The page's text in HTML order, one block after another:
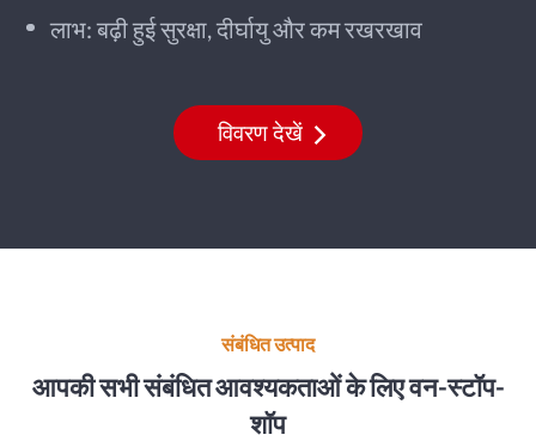
लाभ: बढ़ी हुई सुरक्षा, दीर्घायु और कम रखरखाव
विवरण देखें
संबंधित उत्पाद
आपकी सभी संबंधित आवश्यकताओं के लिए वन-स्टॉप-
शॉप